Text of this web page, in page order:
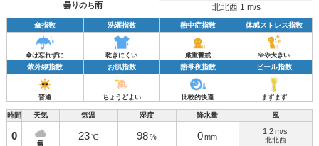
曇りのち雨 北北西 1 m/s
傘指数 洗濯指数 熱中症指数 体感ストレス指数
傘は忘れずに 乾きにくい 厳重警戒 やや大きい
紫外線指数 お肌指数 熱帯夜指数 ビール指数
普通 ちょうどよい 比較的快適 まずまず
時間 天気 気温 湿度 降水量 風
0
曇
23 ℃ 98 % 0 mm
1.2 m/s
北北西